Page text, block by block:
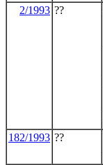
2/1993 ??
182/1993 ??